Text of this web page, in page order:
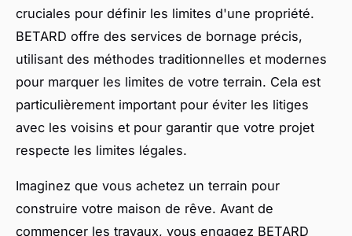
cruciales pour définir les limites d'une propriété.
BETARD offre des services de bornage précis,
utilisant des méthodes traditionnelles et modernes
pour marquer les limites de votre terrain. Cela est
particulièrement important pour éviter les litiges
avec les voisins et pour garantir que votre projet
respecte les limites légales.
Imaginez que vous achetez un terrain pour
construire votre maison de rêve. Avant de
commencer les travaux, vous engagez BETARD